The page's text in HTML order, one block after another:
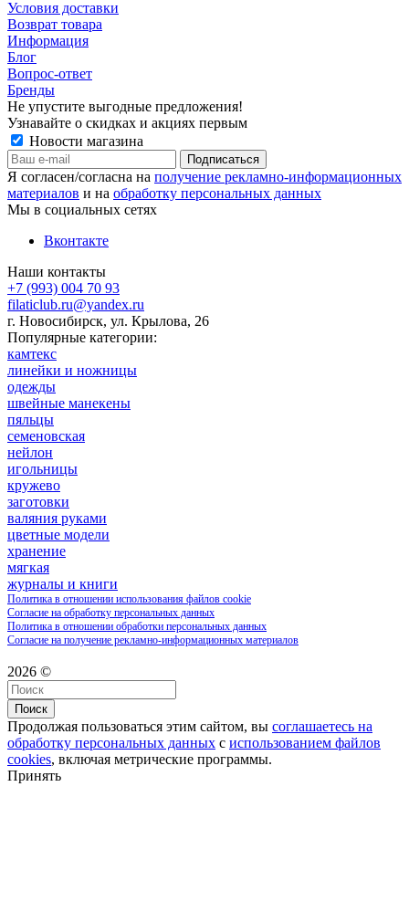
Условия доставки
Возврат товара
Информация
Блог
Вопрос-ответ
Бренды
Не упустите выгодные предложения!
Узнавайте о скидках и акциях первым
Новости магазина
Я согласен/согласна на получение рекламно-информационных
материалов и на обработку персональных данных
Мы в социальных сетях
Вконтакте
Наши контакты
+7 (993) 004 70 93
filaticlub.ru@yandex.ru
г. Новосибирск, ул. Крылова, 26
Популярные категории:
камтекс
линейки и ножницы
одежды
швейные манекены
пяльцы
семеновская
нейлон
игольницы
кружево
заготовки
валяния руками
цветные модели
хранение
мягкая
журналы и книги
Политика в отношении использования файлов cookie
Согласие на обработку персональных данных
Политика в отношении обработки персональных данных
Согласие на получение рекламно-информационных материалов
2026 ©
Поиск
Продолжая пользоваться этим сайтом, вы соглашаетесь на
обработку персональных данных с использованием файлов
cookies, включая метрические программы.
Принять